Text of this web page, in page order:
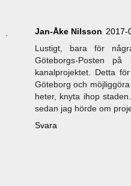
Jan-Åke Nilsson 2017-
Lustigt, bara för
Göteborgs-Posten
kanalprojektet. Detta
Göteborg och
heter, knyta ihop
sedan jag hörde om
Svara